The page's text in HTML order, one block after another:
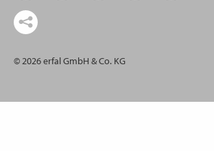
© 2026 erfal GmbH & Co. KG